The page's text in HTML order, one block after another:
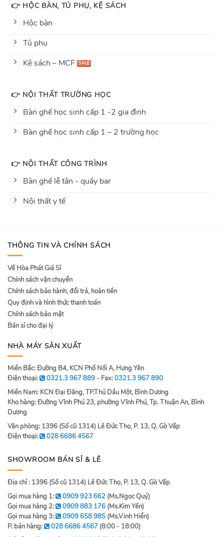
👉 HỘC BÀN, TỦ PHỤ, KỆ SÁCH
Hộc bàn
Tủ phụ
Kệ sách – MCF
👉 NỘI THẤT TRƯỜNG HỌC
Bàn ghế học sinh cấp 1 -2 gia đình
Bàn ghế học sinh cấp 1 – 2 trường học
👉 NỘI THẤT CÔNG TRÌNH
Bàn ghế lễ tân - quầy bar
Nội thất y tế
THÔNG TIN VÀ CHÍNH SÁCH
Về Hòa Phát Giá Sỉ
Chính sách vận chuyển
Chính sách bảo hành, đổi trả, hoàn tiền
Quy định và hình thức thanh toán
Chính sách bảo mật
Bán sỉ cho đại lý
NHÀ MÁY SẢN XUẤT
Miền Bắc: Đường B4, KCN Phố Nối A, Hưng Yên
Điện thoại:
0321.3 967 889 - Fax:0321.3 967 890
Miền Nam: KCN Đại Đăng, TP.Thủ Dầu Một, Bình Dương
Kho hàng: Đường Vĩnh Phú 23, phường Vĩnh Phú, Tp. Thuận An, Bình
Dương
Văn phòng: 1396 (Số cũ 1314) Lê Đức Thọ, P. 13, Q. Gò Vấp
Điện thoại:
028 6686 4567
SHOWROOM BÁN SỈ & LẺ
Địa chỉ : 1396 (Số cũ 1314) Lê Đức Thọ, P. 13, Q. Gò Vấp
Gọi mua hàng 1:
0909 923 662 (Ms.Ngọc Quý)
Gọi mua hàng 2:
0909 883 176 (Ms.Kim Yến)
Gọi mua hàng 3:
0909 658 985 (Ms.Vinh Hiển)
P. bán hàng:
028 6686 4567 (8:00 - 18:00)